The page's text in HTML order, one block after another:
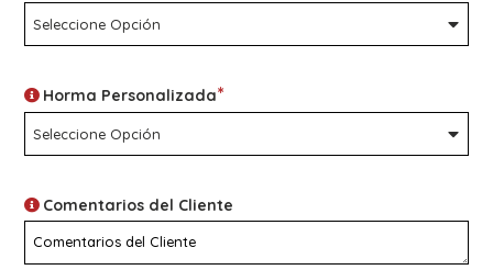
Horma Personalizada*
Comentarios del Cliente